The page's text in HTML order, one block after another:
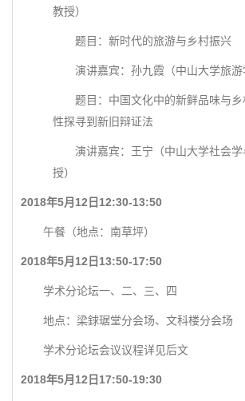
教授）
题目：新时代的旅游与乡村振兴
演讲嘉宾：孙九霞（中山大学旅游
题目：中国文化中的新鲜品味与
性探寻到新旧辩证法
演讲嘉宾：王宁（中山大学社会学
授）
2018年5月12日12:30-13:50
午餐（地点：南草坪）
2018年5月12日13:50-17:50
学术分论坛一、二、三、四
地点：梁銶琚堂分会场、文科楼分会场
学术分论坛会议议程详见后文
2018年5月12日17:50-19:30